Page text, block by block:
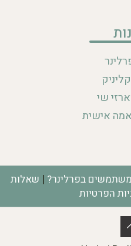
שי
אישית
בפרלינר? | שאלות
הפרטיות